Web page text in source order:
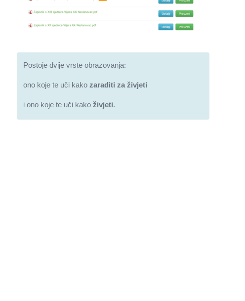
Postoje dvije vrste obrazovanja:
ono koje te uči kako zaraditi za živjeti
i ono koje te uči kako živjeti.